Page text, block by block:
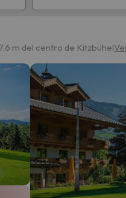
que coincida con tu
m del centro de Kitzbühel